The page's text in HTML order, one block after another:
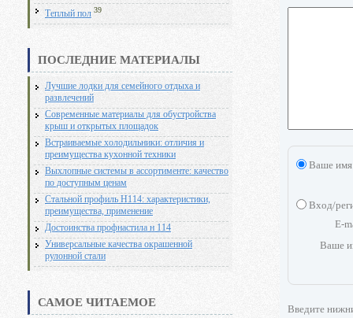
Теплый пол 39
ПОСЛЕДНИЕ МАТЕРИАЛЫ
Лучшие лодки для семейного отдыха и
развлечений
Современные материалы для обустройства
крыш и открытых площадок
Встраиваемые холодильники: отличия и
преимущества кухонной техники
Выхлопные системы в ассортименте: качество
по доступным ценам
Стальной профиль Н114: характеристики,
преимущества, применение
Достоинства профнастила н 114
Универсальные качества окрашенной
рулонной стали
САМОЕ ЧИТАЕМОЕ
Ваше имя
Вход/
E-
Ваше
Введите